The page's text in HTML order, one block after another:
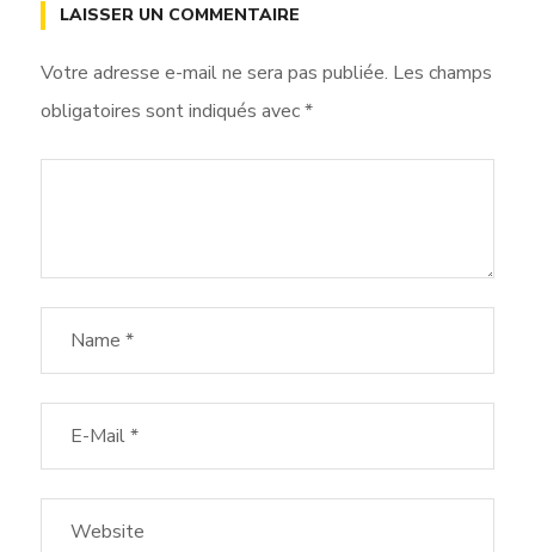
LAISSER UN COMMENTAIRE
Votre adresse e-mail ne sera pas publiée. Les champs
obligatoires sont indiqués avec*